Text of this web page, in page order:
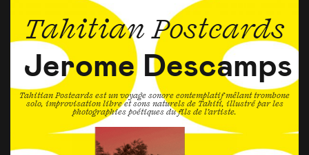
Tahitian Postcards
Jerome Descamps
Tahitian Postcards est un voyage sonore contemplatif mêlant trombone
solo, improvisation libre et sons naturels de Tahiti, illustré par les
photographies poétiques du fils de l’artiste.